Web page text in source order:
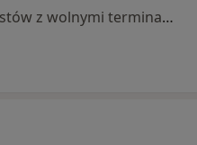
Brak dostępnych specjalistów z wolnymi terminami w tym centrum medycznym.